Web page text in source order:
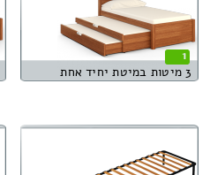
1
3 מיטות במיטת יחיד אחת